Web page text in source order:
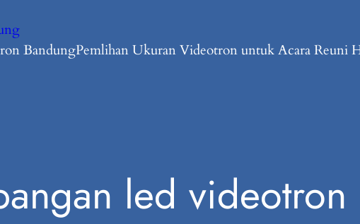
BandungPemlihan Ukuran Videotron untuk Acara Reuni
led videotron